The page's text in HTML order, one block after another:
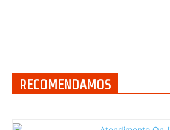
RECOMENDAMOS